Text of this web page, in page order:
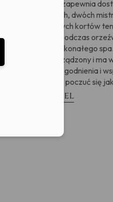
luksusowy hotel zapewnia
sportów wodnych, dwóch
czterech odkrytych kortów
tu zrelaksować podczas
skorzystać z doskonałego
jest starannie urządzony i
nowoczesne udogodnienia i
się zrelaksować i poczuć się
Zobacz hotel
w formacie E164